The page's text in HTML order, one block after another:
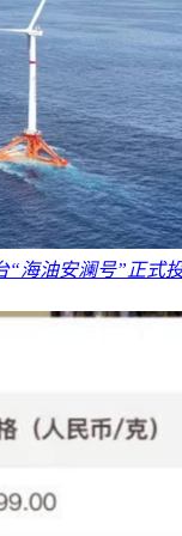
“海油安澜号”正式